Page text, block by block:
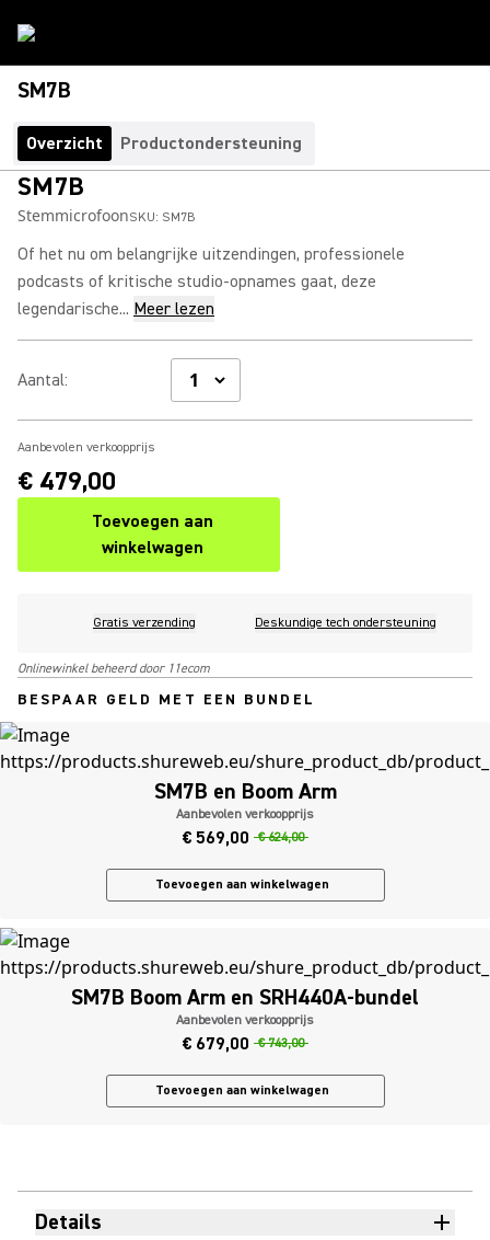
SM7B
Overzicht Productondersteuning
SM7B
StemmicrofoonSKU: SM7B
Of het nu om belangrijke uitzendingen, professionele
podcasts of kritische studio-opnames gaat, deze
legendarische... Meer lezen
Aantal:
Aanbevolen verkoopprijs
€ 479,00
Toevoegen aan
winkelwagen
Gratis verzending Deskundige tech ondersteuning
Onlinewinkel beheerd door 11ecom
BESPAAR GELD MET EEN BUNDEL
SM7B en Boom Arm
Aanbevolen verkoopprijs
€ 569,00 € 624,00
Toevoegen aan winkelwagen
SM7B Boom Arm en SRH440A-bundel
Aanbevolen verkoopprijs
€ 679,00 € 743,00
Toevoegen aan winkelwagen
Details